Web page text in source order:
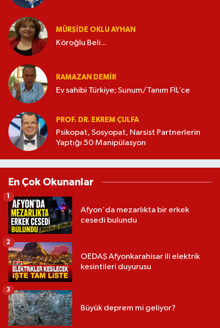
MÜRŞIDE OKLU AYHAN
Köroğlu Beli...
RAMAZAN DEMİR
Ev sahibi Türkiye; Sunum/Tanım FİL’ce
PROF. DR. EKREM ÇULFA
Psikopat, Sosyopat, Narsist Partnerlerin
Yaptığı 50 Manipülasyon
En Çok Okunanlar
Afyon'da mezarlıkta bir erkek
cesedi bulundu
1
OEDAŞ Afyonkarahisar ili elektrik
kesintileri duyurusu
2
Büyük deprem mi geliyor?
3